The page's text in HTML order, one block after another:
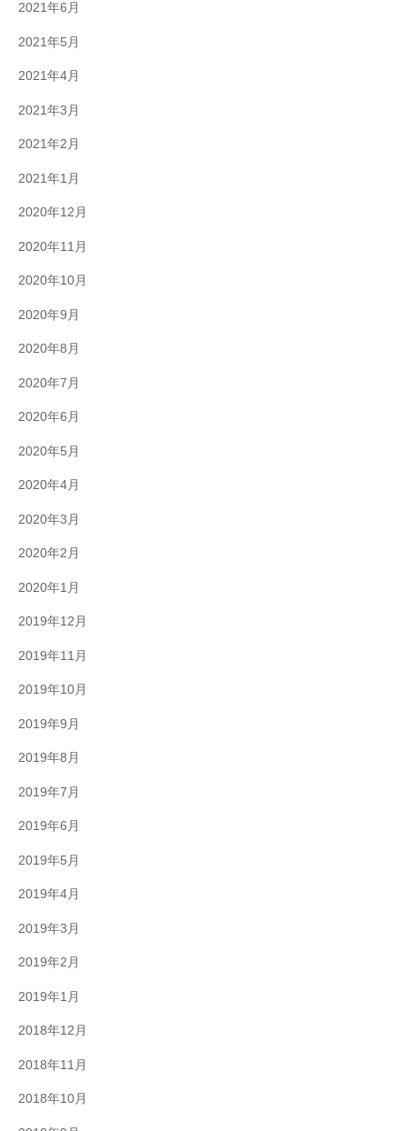
2021年6月
2021年5月
2021年4月
2021年3月
2021年2月
2021年1月
2020年12月
2020年11月
2020年10月
2020年9月
2020年8月
2020年7月
2020年6月
2020年5月
2020年4月
2020年3月
2020年2月
2020年1月
2019年12月
2019年11月
2019年10月
2019年9月
2019年8月
2019年7月
2019年6月
2019年5月
2019年4月
2019年3月
2019年2月
2019年1月
2018年12月
2018年11月
2018年10月